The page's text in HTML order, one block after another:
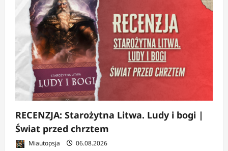
RECENZJA: Starożytna Litwa. Ludy i bogi |
Świat przed chrztem
Miautopsja 06.08.2026